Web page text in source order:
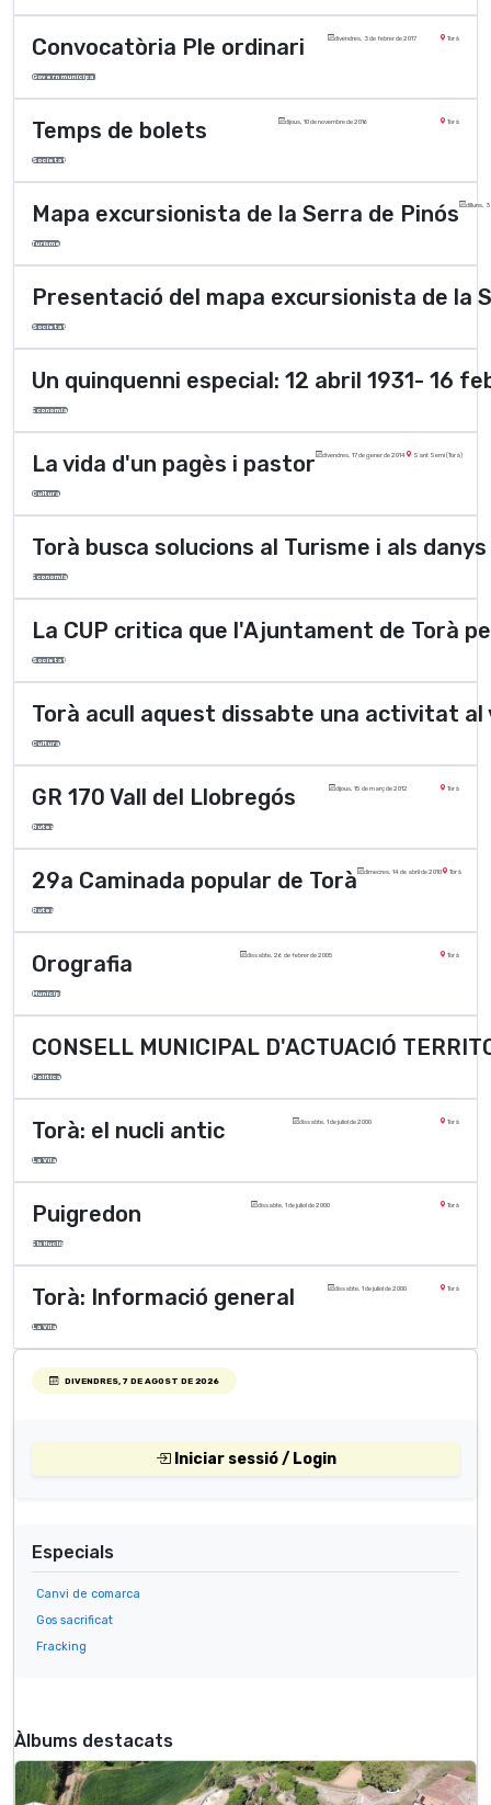
Convocatòria Ple ordinari divendres, 3 de febrer de 2017 Torà
Govern municipal
Temps de bolets dijous, 10 de novembre de 2016 Torà
Societat
Mapa excursionista de la Serra de Pinós dilluns, 3
Turisme
Presentació del mapa excursionista de la
Societat
Un quinquenni especial: 12 abril 1931- 16
Economia
La vida d'un pagès i pastor divendres, 17 de gener de 2014 Sant Serni (Torà)
Cultura
Torà busca solucions al Turisme i als
Economia
La CUP critica que l'Ajuntament de Torà
Societat
Torà acull aquest dissabte una activitat al
Cultura
GR 170 Vall del Llobregós dijous, 15 de març de 2012 Torà
Rutes
29a Caminada popular de Torà dimecres, 14 de abril de 2010 Torà
Rutes
Orografia dissabte, 26 de febrer de 2005 Torà
Municipi
CONSELL MUNICIPAL D'ACTUACIÓ
Polí­tica
Torà: el nucli antic dissabte, 1 de juliol de 2000 Torà
La Vila
Puigredon dissabte, 1 de juliol de 2000 Torà
Els Nuclis
Torà: Informació general dissabte, 1 de juliol de 2000 Torà
La Vila
DIVENDRES, 7 DE AGOST DE 2026
Iniciar sessió / Login
Especials
Canvi de comarca
Gos sacrificat
Fracking
Àlbums destacats